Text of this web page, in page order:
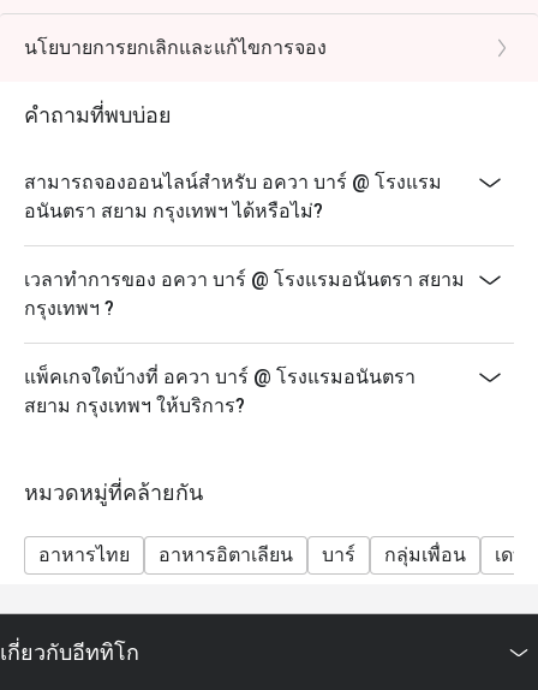
-These Promotions cannot be applied in conjunction
with other promotions and discounts.
your discount and seating. If you arrive more than 15
นโยบายการยกเลิกและแก้ไขการจอง
คำถามที่พบบ่อย
สามารถจองออนไลน์สำหรับ อควา บาร์ @ โรงแรม
อนันตรา สยาม กรุงเทพฯ ได้หรือไม่?
เวลาทำการของ อควา บาร์ @ โรงแรมอนันตรา สยาม
กรุงเทพฯ ?
แพ็คเกจใดบ้างที่ อควา บาร์ @ โรงแรมอนันตรา
สยาม กรุงเทพฯ ให้บริการ?
หมวดหมู่ที่คล้ายกัน
อาหารไทย อาหารอิตาเลียน บาร์ กลุ่มเพื่อน เดท
เกี่ยวกับอีททิโก